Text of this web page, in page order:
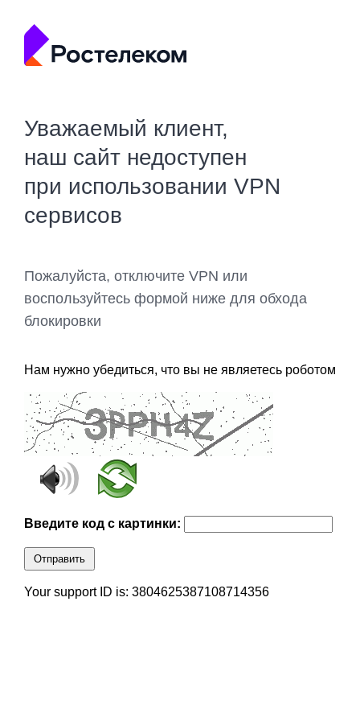
Уважаемый клиент,
наш сайт недоступен
при использовании VPN
сервисов
Пожалуйста, отключите VPN или
воспользуйтесь формой ниже для обхода
блокировки
Нам нужно убедиться, что вы не являетесь роботом
Введите код с картинки:
Отправить
Your support ID is: 3804625387108714356